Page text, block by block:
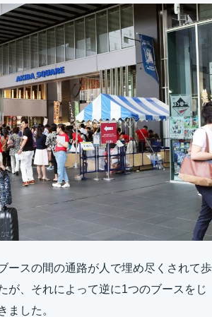
ースの間の通路が人で埋め尽くされて歩
が、それによって逆に1つのブースをじ
ました。